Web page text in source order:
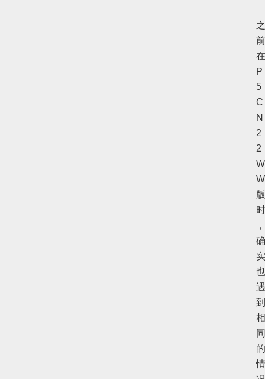
之
前
在
P
5
C
N
2
2
W
W
版
时
，
确
实
也
遇
到
相
同
的
情